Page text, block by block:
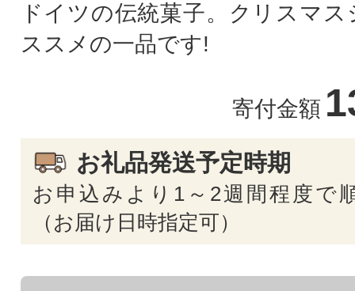
ドイツの伝統菓子。クリスマ
ススメの一品です!
寄付金額
お礼品発送予定時期
お申込みより1～2週間程度で
（お届け日時指定可）